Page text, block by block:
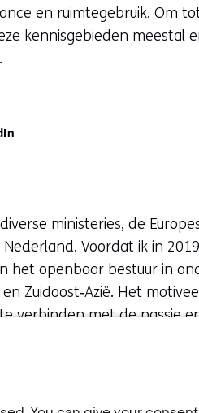
en ruimtegebruik. Om
kennisgebieden meestal
ministeries, de
Voordat ik in
het openbaar bestuur in
Zuidoost‑Azië. Het
verbinden met de passie